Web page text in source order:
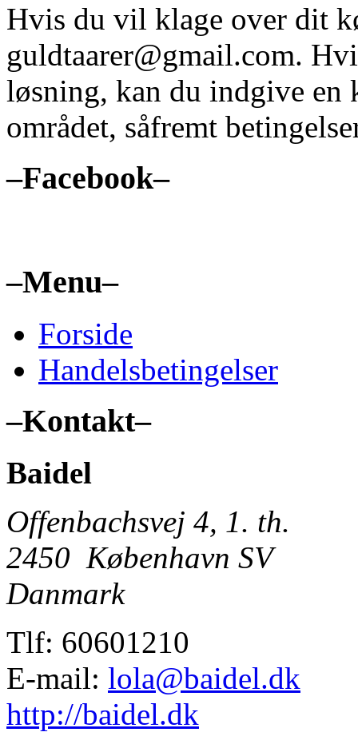
Hvis du vil klage over dit
guldtaarer@gmail.com.
løsning, kan du indgive en
området, såfremt
–Facebook–
–Menu–
Forside
Handelsbetingelser
–Kontakt–
Baidel
Offenbachsvej 4, 1. th.
2450 København SV
Danmark
Tlf: 60601210
E-mail: lola@baidel.dk
http://baidel.dk